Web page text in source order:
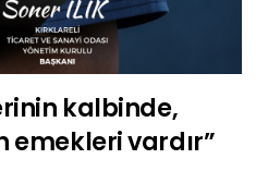
kalbinde,
emekleri vardır”